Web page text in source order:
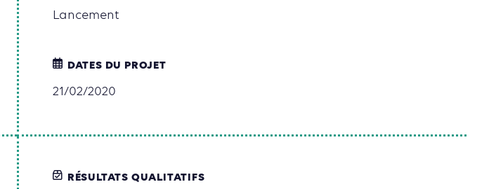
Lancement
DATES DU PROJET
21/02/2020
RÉSULTATS QUALITATIFS